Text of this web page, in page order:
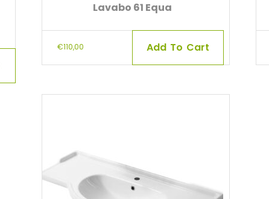
Lavabo 61 Equa
€110,00 Add To Cart